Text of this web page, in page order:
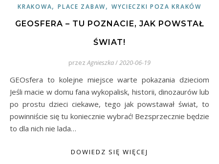
KRAKOWA,PLACE ZABAW, WYCIECZKI POZA KRAKÓW
GEOSFERA – TU POZNACIE, JAK POWSTAŁ
ŚWIAT!
przez Agnieszka/2020-06-19
GEOsfera to kolejne miejsce warte pokazania dzieciom
Jeśli macie w domu fana wykopalisk, historii, dinozaurów lub
po prostu dzieci ciekawe, tego jak powstawał świat, to
powinniście się tu koniecznie wybrać! Bezsprzecznie będzie
to dla nich nie lada…
DOWIEDZ SIĘ WIĘCEJ